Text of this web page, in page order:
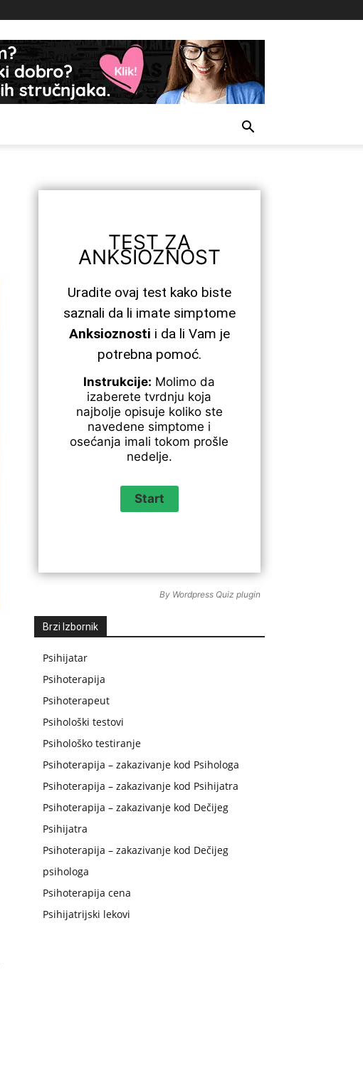
TEST ZA
ANKSIOZNOST
Uradite ovaj test kako biste
saznali da li imate simptome
Anksioznosti i da li Vam je
potrebna pomoć.
Instrukcije: Molimo da
izaberete tvrdnju koja
najbolje opisuje koliko ste
navedene simptome i
osećanja imali tokom prošle
nedelje.
By Wordpress Quiz plugin
Brzi Izbornik
Psihijatar
Psihoterapija
Psihoterapeut
Psihološki testovi
Psihološko testiranje
Psihoterapija – zakazivanje kod Psihologa
Psihoterapija – zakazivanje kod Psihijatra
Psihoterapija – zakazivanje kod Dečijeg
Psihijatra
Psihoterapija – zakazivanje kod Dečijeg
psihologa
Psihoterapija cena
Psihijatrijski lekovi